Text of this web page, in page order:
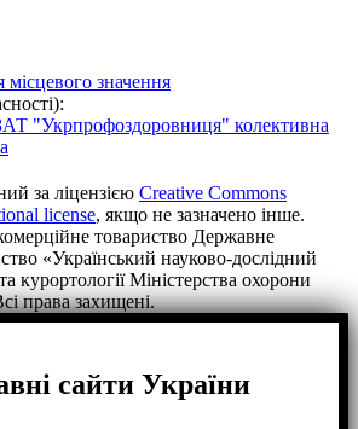
місцевого значення
"Укрпрофоздоровниця" колективна
за ліцензією Creative Commons
license, якщо не зазначено інше.
товариство Державне
«Український науково-дослідний
та курортології Міністерства охорони
права захищені.
сайти України